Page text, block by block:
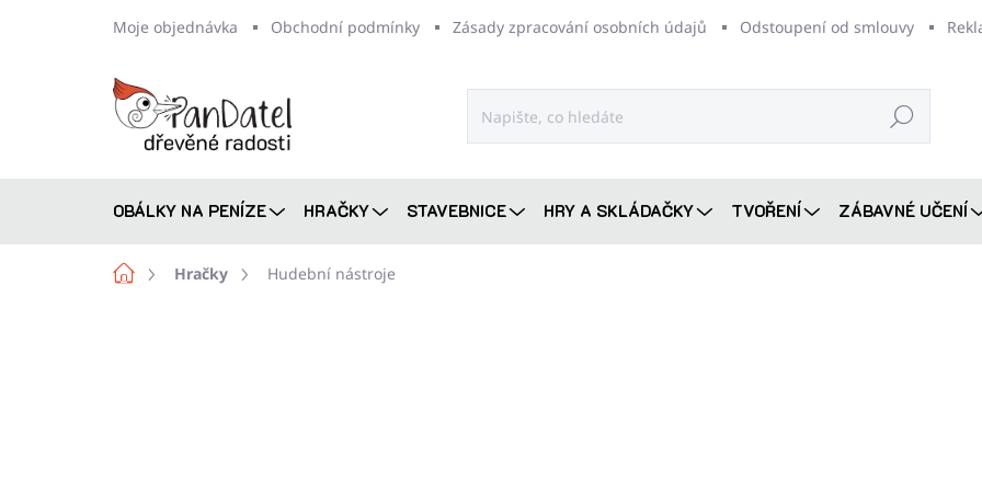
Moje objednávka Obchodní podmínky Zásady zpracování osobních údajů Odstoupení od smlouvy
Hledat
OBÁLKY NA PENÍZE HRAČKY STAVEBNICE HRY A SKLÁDAČKY TVOŘENÍ ZÁBAVNÉ UČENÍ
DomůHračky Hudební nástroje